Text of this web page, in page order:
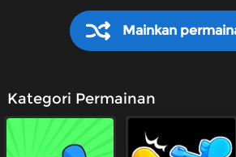
Mainkan
Kategori Permainan